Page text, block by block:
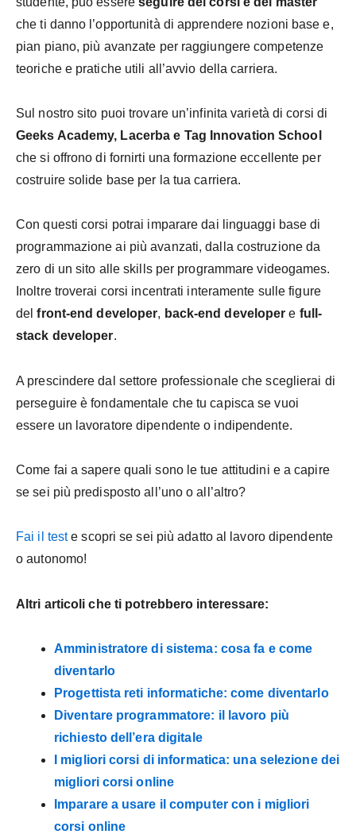
che ti danno l’opportunità di apprendere nozioni base e,
pian piano, più avanzate per raggiungere competenze
teoriche e pratiche utili all’avvio della carriera.
Sul nostro sito puoi trovare un’infinita varietà di corsi di
Geeks Academy, Lacerba e Tag Innovation School
che si offrono di fornirti una formazione eccellente per
costruire solide base per la tua carriera.
Con questi corsi potrai imparare dai linguaggi base di
programmazione ai più avanzati, dalla costruzione da
zero di un sito alle skills per programmare videogames.
Inoltre troverai corsi incentrati interamente sulle figure
delfront-end developer, back-end developer e full-
stack developer.
A prescindere dal settore professionale che sceglierai di
perseguire è fondamentale che tu capisca se vuoi
essere un lavoratore dipendente o indipendente.
Come fai a sapere quali sono le tue attitudini e a capire
se sei più predisposto all’uno o all’altro?
Fai il teste scopri se sei più adatto al lavoro dipendente
o autonomo!
Altri articoli che ti potrebbero interessare:
Amministratore di sistema: cosa fa e come
diventarlo
Progettista reti informatiche: come diventarlo
Diventare programmatore: il lavoro più
richiesto dell’era digitale
I migliori corsi di informatica: una selezione dei
migliori corsi online
Imparare a usare il computer con i migliori
corsi online